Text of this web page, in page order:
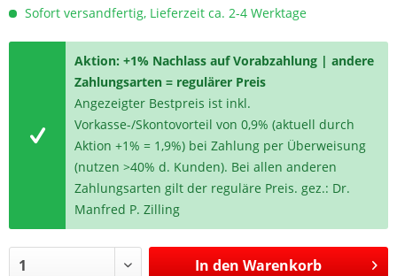
Sofort versandfertig, Lieferzeit ca. 2-4 Werktage
Aktion: +1% Nachlass auf Vorabzahlung | andere
Zahlungsarten = regulärer Preis
Angezeigter Bestpreis ist inkl.
Vorkasse-/Skontovorteil von 0,9% (aktuell durch
Aktion +1% = 1,9%) bei Zahlung per Überweisung
(nutzen >40% d. Kunden). Bei allen anderen
Zahlungsarten gilt der reguläre Preis. gez.: Dr.
Manfred P. Zilling
In den Warenkorb